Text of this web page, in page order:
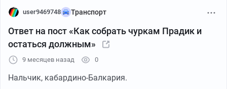
user9469748 Транспорт
Ответ на пост «Как собрать чуркам Прадик и
остаться должным»
9 месяцев назад 0
Нальчик, кабардино-Балкария.